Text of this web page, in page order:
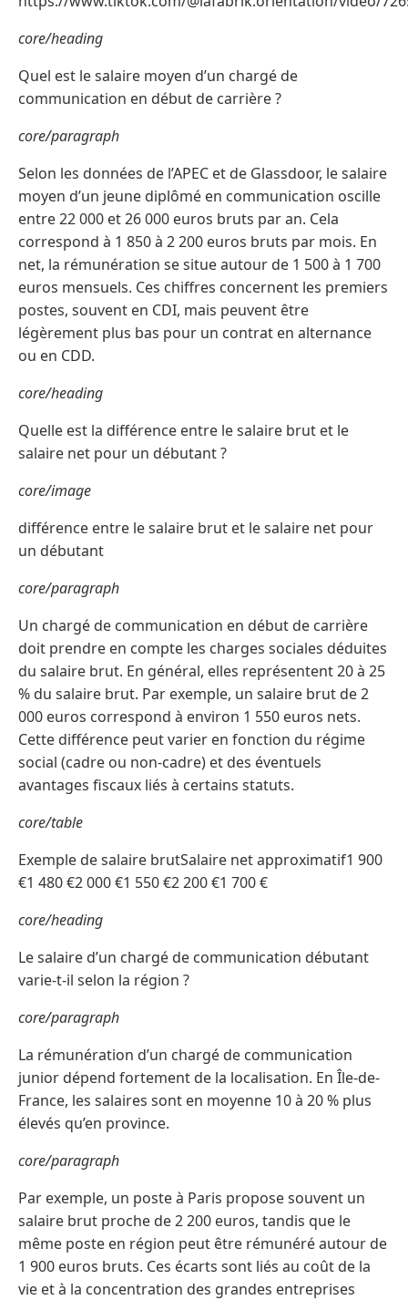
core/heading
Quel est le salaire moyen d’un chargé de
communication en début de carrière ?
core/paragraph
Selon les données de l’APEC et de Glassdoor, le salaire
moyen d’un jeune diplômé en communication oscille
entre 22 000 et 26 000 euros bruts par an. Cela
correspond à 1 850 à 2 200 euros bruts par mois. En
net, la rémunération se situe autour de 1 500 à 1 700
euros mensuels. Ces chiffres concernent les premiers
postes, souvent en CDI, mais peuvent être
légèrement plus bas pour un contrat en alternance
ou en CDD.
core/heading
Quelle est la différence entre le salaire brut et le
salaire net pour un débutant ?
core/image
différence entre le salaire brut et le salaire net pour
un débutant
core/paragraph
Un chargé de communication en début de carrière
doit prendre en compte les charges sociales déduites
du salaire brut. En général, elles représentent 20 à 25
% du salaire brut. Par exemple, un salaire brut de 2
000 euros correspond à environ 1 550 euros nets.
Cette différence peut varier en fonction du régime
social (cadre ou non-cadre) et des éventuels
avantages fiscaux liés à certains statuts.
core/table
Exemple de salaire brutSalaire net approximatif1 900
€1 480 €2 000 €1 550 €2 200 €1 700 €
core/heading
Le salaire d’un chargé de communication débutant
varie-t-il selon la région ?
core/paragraph
La rémunération d’un chargé de communication
junior dépend fortement de la localisation. En Île-de-
France, les salaires sont en moyenne 10 à 20 % plus
élevés qu’en province.
core/paragraph
Par exemple, un poste à Paris propose souvent un
salaire brut proche de 2 200 euros, tandis que le
même poste en région peut être rémunéré autour de
1 900 euros bruts. Ces écarts sont liés au coût de la
vie et à la concentration des grandes entreprises